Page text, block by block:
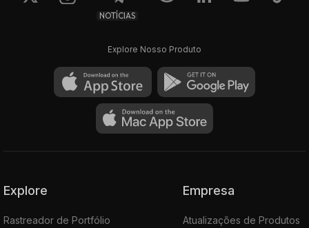
NOTÍCIAS
Explore Nosso Produto
Explore
Rastreador de Portfólio
Empresa
Atualizações de Produtos